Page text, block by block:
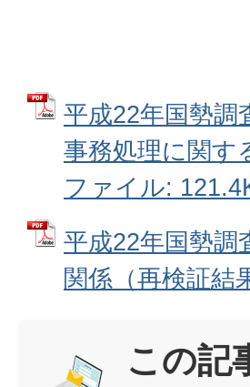
平成22年国勢調
事務処理に関す
ファイル:
平成22年国勢調
関係（再検証結
この記